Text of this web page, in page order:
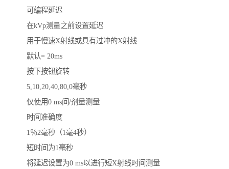
可编程延迟
在kVp测量之前设置延迟
用于慢速X射线或具有过冲的X射线
默认= 20ms
按下按钮旋转
5,10,20,40,80,0毫秒
仅使用0 ms间/剂量测量
时间准确度
1％2毫秒（1毫4秒）
短时间为1毫秒
将延迟设置为0 ms以进行短X射线时间测量